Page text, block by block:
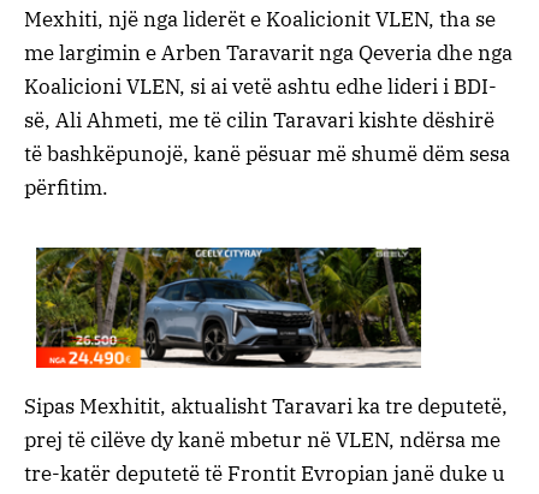
Mexhiti, një nga liderët e Koalicionit VLEN, tha se
me largimin e Arben Taravarit nga Qeveria dhe nga
Koalicioni VLEN, si ai vetë ashtu edhe lideri i BDI-
së, Ali Ahmeti, me të cilin Taravari kishte dëshirë
të bashkëpunojë, kanë pësuar më shumë dëm sesa
përfitim.
Sipas Mexhitit, aktualisht Taravari ka tre deputetë,
prej të cilëve dy kanë mbetur në VLEN, ndërsa me
tre-katër deputetë të Frontit Evropian janë duke u